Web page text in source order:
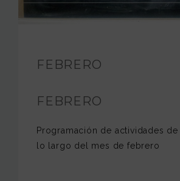
CONTACTO
FEBRERO
FEBRERO
Programación de actividades de
lo largo del mes de febrero